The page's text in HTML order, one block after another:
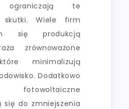
ograniczają te
skutki. Wiele firm
się produkcją
zrównoważone
minimalizują
Dodatkowo
się do zmniejszenia